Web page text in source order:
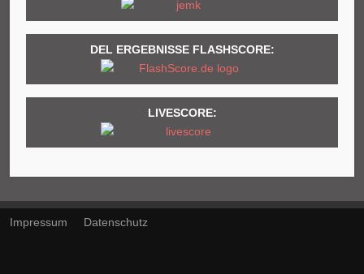
DEL ERGEBNISSE FLASHSCORE:
LIVESCORE:
Impressum Datenschutz